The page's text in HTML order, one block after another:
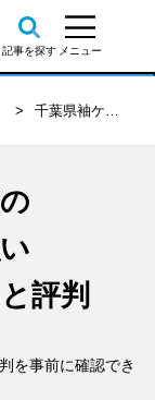
千葉県袖ケ浦市の不動産会社 口コミ・評判一覧
評判
を事前に確認でき